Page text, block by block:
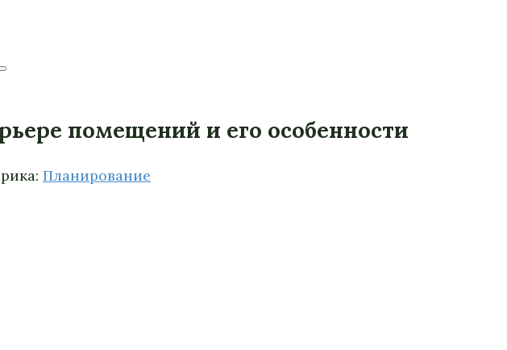
помещений и его особенности
Планирование